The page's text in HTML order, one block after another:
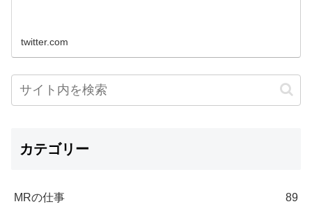
twitter.com
カテゴリー
MRの仕事 89